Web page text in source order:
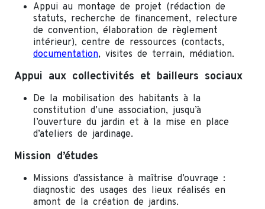
Appui au montage de projet (rédaction de
statuts, recherche de financement, relecture
de convention, élaboration de règlement
intérieur), centre de ressources (contacts,
documentation, visites de terrain, médiation.
Appui aux collectivités et bailleurs sociaux
De la mobilisation des habitants à la
constitution d’une association, jusqu’à
l’ouverture du jardin et à la mise en place
d’ateliers de jardinage.
Mission d’études
Missions d’assistance à maîtrise d’ouvrage :
diagnostic des usages des lieux réalisés en
amont de la création de jardins.